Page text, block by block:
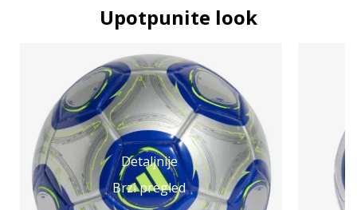
Upotpunite look
Detaljnije
Brzi pregled